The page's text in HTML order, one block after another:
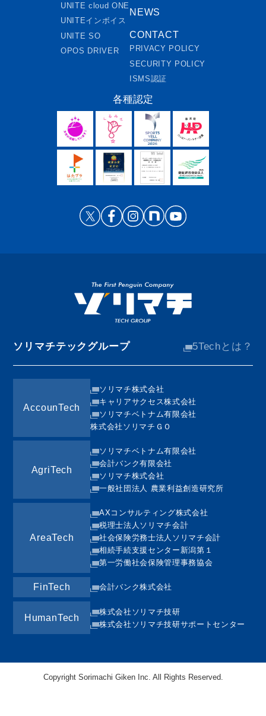
UNITE cloud ONE
UNITEインボイス
UNITE SO
OPOS DRIVER
NEWS
CONTACT
PRIVACY POLICY
SECURITY POLICY
ISMS認証
各種認定
ソリマチテックグループ 5Techとは？
AccounTech
ソリマチ株式会社
キャリアサクセス株式会社
ソリマチベトナム有限会社
株式会社ソリマチＧＯ
AgriTech
ソリマチベトナム有限会社
会計バンク有限会社
ソリマチ株式会社
一般社団法人 農業利益創造研究所
AreaTech
AXコンサルティング株式会社
税理士法人ソリマチ会計
社会保険労務士法人ソリマチ会計
相続手続支援センター新潟第１
第一労働社会保険管理事務協会
FinTech 会計バンク株式会社
HumanTech
株式会社ソリマチ技研
株式会社ソリマチ技研サポートセンター
Copyright Sorimachi Giken Inc. All Rights Reserved.